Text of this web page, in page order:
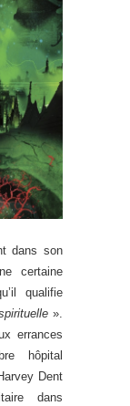
dans son
certaine
qualifie
».
errances
hôpital
Dent
dans